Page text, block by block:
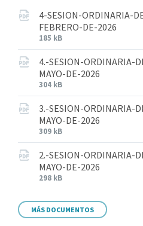
4-SESION-ORDINARIA-
FEBRERO-DE-2026
185 kB
4.-SESION-ORDINARIA-
MAYO-DE-2026
304 kB
3.-SESION-ORDINARIA-
MAYO-DE-2026
309 kB
2.-SESION-ORDINARIA-
MAYO-DE-2026
298 kB
MÁS DOCUMENTOS